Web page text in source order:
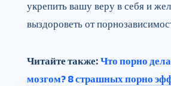
укрепить вашу веру в себя и
выздороветь от
Читайте также: Что порно
мозгом? 8 страшных порно